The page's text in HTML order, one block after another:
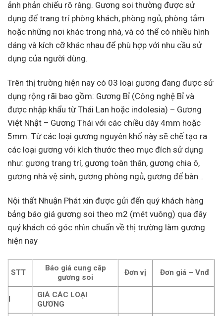
ảnh phản chiếu rõ ràng. Gương soi thường được sử
dụng để trang trí phòng khách, phòng ngủ, phòng tắm
hoặc những nơi khác trong nhà, và có thể có nhiều hình
dáng và kích cỡ khác nhau để phù hợp với nhu cầu sử
dụng của người dùng.
Trên thị trường hiện nay có 03 loại gương đang được sử
dụng rộng rãi bao gồm: Gương Bỉ (Công nghệ Bỉ và
được nhập khẩu từ Thái Lan hoặc indolesia) – Gương
Việt Nhật – Gương Thái với các chiều dày 4mm hoặc
5mm. Từ các loại gương nguyên khổ này sẽ chế tạo ra
các loại gương với kích thước theo mục đích sử dụng
như: gương trang trí, gương toàn thân, gương chia ô,
gương nhà vệ sinh, gương phòng ngủ, gương để bàn…
Nội thất Nhuận Phát xin được gửi đến quý khách hàng
bảng báo giá gương soi theo m2 (mét vuông) qua đây
quý khách có góc nhìn chuẩn về thị trường làm gương
hiện nay
STT
Báo giá cung câp
gương soi
Đơn vị Đơn giá – Vnđ
I
GIÁ CÁC LOẠI
GƯƠNG